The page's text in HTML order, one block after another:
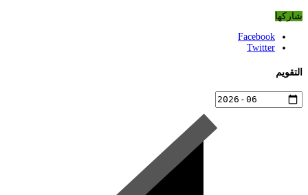
شاركها
Facebook
Twitter
التقويم